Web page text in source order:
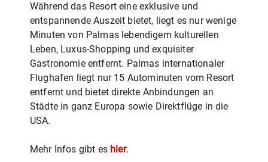
Während das Resort eine exklusive und
entspannende Auszeit bietet, liegt es nur wenige
Minuten von Palmas lebendigem kulturellen
Leben, Luxus-Shopping und exquisiter
Gastronomie entfernt. Palmas internationaler
Flughafen liegt nur 15 Autominuten vom Resort
entfernt und bietet direkte Anbindungen an
Städte in ganz Europa sowie Direktflüge in die
USA.
Mehr Infos gibt es hier.